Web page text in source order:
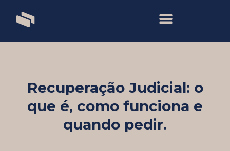
conteúdo
Recuperação Judicial: o
que é, como funciona e
quando pedir.